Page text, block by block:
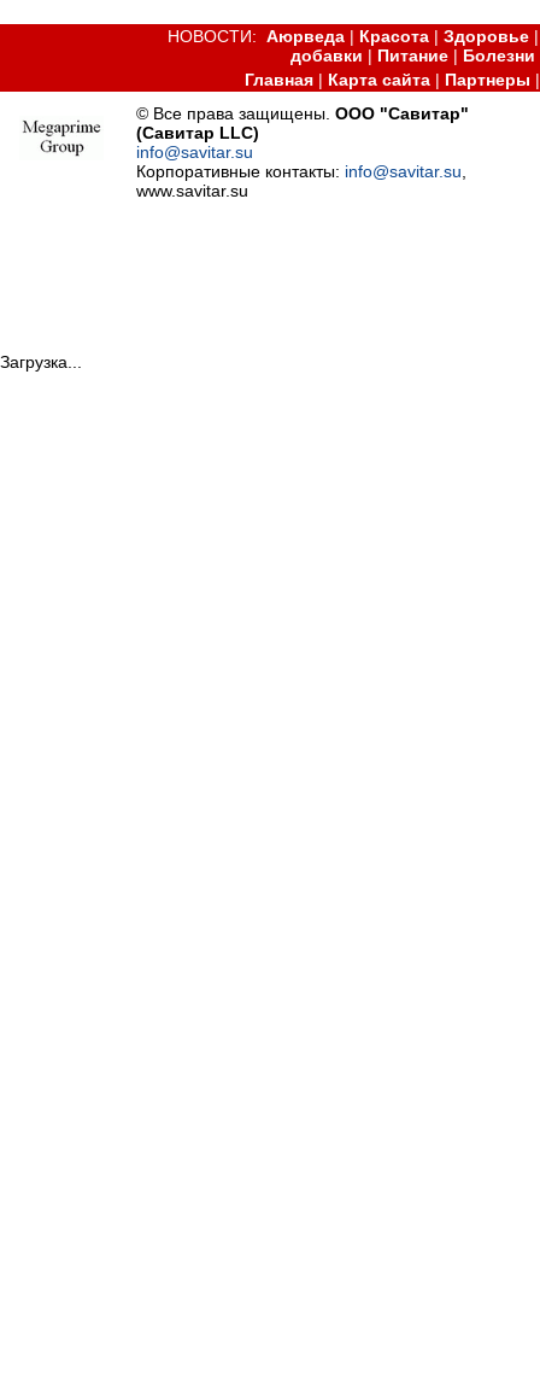
НОВОСТИ:Аюрведа | Красота |Здоровье
добавки | Питание| Болезни
Главная| Карта сайта| Партнеры
© Все права защищены.ООО "Савитар"
(Савитар LLC)
info@savitar.su
Корпоративные контакты: info@savitar.su
www.savitar.su
Загрузка...